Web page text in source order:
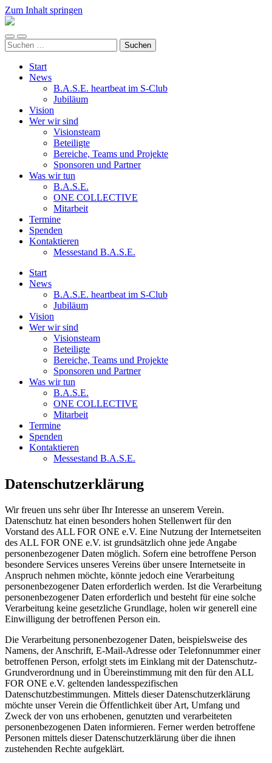
Zum Inhalt springen
ALL
ONE
e.V.
Mobile-
Menü
Suchfeld
ein-/ausblenden
Suchen
nach:
Start
News
B.A.S.E. heartbeat im S-Club
Jubiläum
Vision
Wer wir sind
Visionsteam
Beteiligte
Bereiche, Teams und Projekte
Sponsoren und Partner
Was wir tun
B.A.S.E.
ONE COLLECTIVE
Mitarbeit
Termine
Spenden
Kontaktieren
Messestand B.A.S.E.
Start
News
B.A.S.E. heartbeat im S-Club
Jubiläum
Vision
Wer wir sind
Visionsteam
Beteiligte
Bereiche, Teams und Projekte
Sponsoren und Partner
Was wir tun
B.A.S.E.
ONE COLLECTIVE
Mitarbeit
Termine
Spenden
Kontaktieren
Messestand B.A.S.E.
Datenschutzerklärung
Wir freuen uns sehr über Ihr Interesse an unserem Verein.
Datenschutz hat einen besonders hohen Stellenwert für den
Vorstand des ALL FOR ONE e.V. Eine Nutzung der Internetseiten
des ALL FOR ONE e.V. ist grundsätzlich ohne jede Angabe
personenbezogener Daten möglich. Sofern eine betroffene Person
besondere Services unseres Vereins über unsere Internetseite in
Anspruch nehmen möchte, könnte jedoch eine Verarbeitung
personenbezogener Daten erforderlich werden. Ist die Verarbeitung
personenbezogener Daten erforderlich und besteht für eine solche
Verarbeitung keine gesetzliche Grundlage, holen wir generell eine
Einwilligung der betroffenen Person ein.
Die Verarbeitung personenbezogener Daten, beispielsweise des
Namens, der Anschrift, E-Mail-Adresse oder Telefonnummer einer
betroffenen Person, erfolgt stets im Einklang mit der Datenschutz-
Grundverordnung und in Übereinstimmung mit den für den ALL
FOR ONE e.V. geltenden landesspezifischen
Datenschutzbestimmungen. Mittels dieser Datenschutzerklärung
möchte unser Verein die Öffentlichkeit über Art, Umfang und
Zweck der von uns erhobenen, genutzten und verarbeiteten
personenbezogenen Daten informieren. Ferner werden betroffene
Personen mittels dieser Datenschutzerklärung über die ihnen
zustehenden Rechte aufgeklärt.